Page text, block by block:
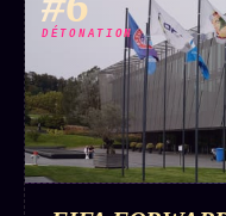
DÉTONATION